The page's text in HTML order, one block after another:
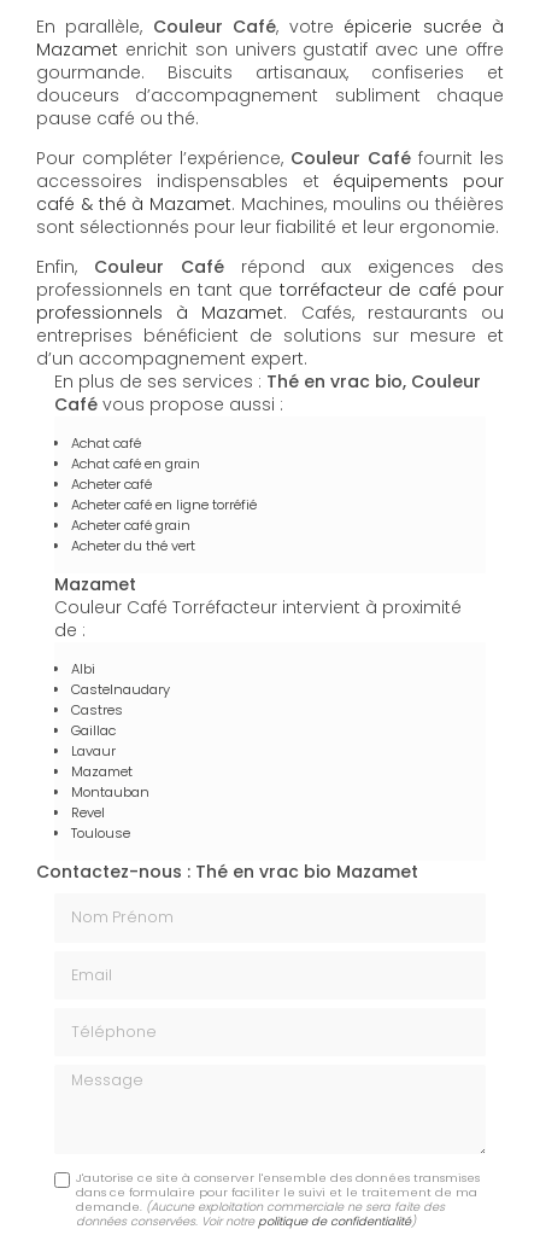
En parallèle, Couleur Café, votre épicerie sucrée à
Mazamet enrichit son univers gustatif avec une offre
gourmande. Biscuits artisanaux, confiseries et
douceurs d’accompagnement subliment chaque
pause café ou thé.
Pour compléter l’expérience, Couleur Café fournit les
accessoires indispensables et équipements pour
café & thé à Mazamet. Machines, moulins ou théières
sont sélectionnés pour leur fiabilité et leur ergonomie.
Enfin, Couleur Caférépond aux exigences des
professionnels en tant que torréfacteur de café pour
professionnels à Mazamet. Cafés, restaurants ou
entreprises bénéficient de solutions sur mesure et
d’un accompagnement expert.
En plus de ses services : Thé en vrac bio, Couleur
Café vous propose aussi :
Achat café
Achat café en grain
Acheter café
Acheter café en ligne torréfié
Acheter café grain
Acheter du thé vert
Mazamet
Couleur Café Torréfacteur intervient à proximité
de :
Albi
Castelnaudary
Castres
Gaillac
Lavaur
Mazamet
Montauban
Revel
Toulouse
Contactez-nous : Thé en vrac bio Mazamet
Message
J'autorise ce site à conserver l'ensemble des données transmises
dans ce formulaire pour faciliter le suivi et le traitement de ma
demande. (Aucune exploitation commerciale ne sera faite des
données conservées. Voir notrepolitique de confidentialité)